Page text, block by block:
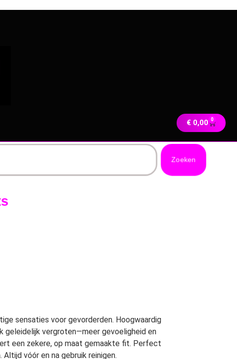
€0,00 0
Zoeken
sensaties voor gevorderden. Hoogwaardig
geleidelijk vergroten—meer gevoeligheid en
een zekere, op maat gemaakte fit. Perfect
vóór en na gebruik reinigen.